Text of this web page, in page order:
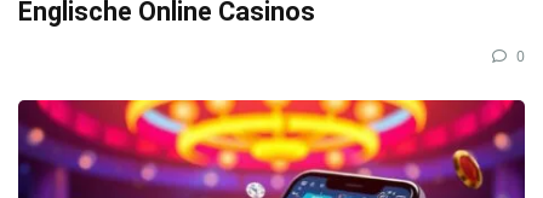
Englische Online Casinos
0